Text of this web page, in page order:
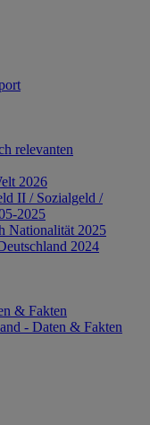
relevanten
2026
II / Sozialgeld /
2025
Nationalität 2025
2024
& Fakten
- Daten & Fakten